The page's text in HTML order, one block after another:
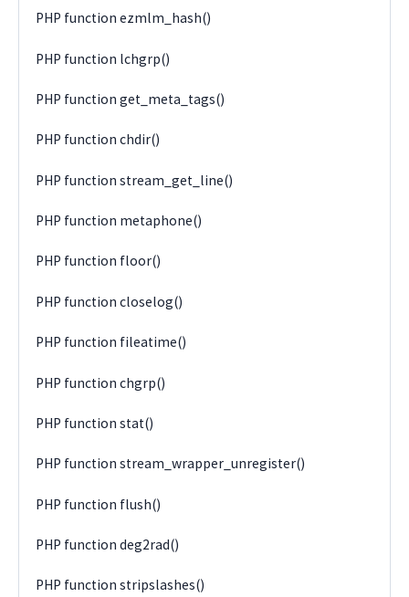
PHP function ezmlm_hash()
PHP function lchgrp()
PHP function get_meta_tags()
PHP function chdir()
PHP function stream_get_line()
PHP function metaphone()
PHP function floor()
PHP function closelog()
PHP function fileatime()
PHP function chgrp()
PHP function stat()
PHP function stream_wrapper_unregister()
PHP function flush()
PHP function deg2rad()
PHP function stripslashes()